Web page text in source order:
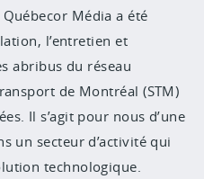
Média a été
l’entretien et
abribus du réseau
de Montréal (STM)
Il s’agit pour nous d’une
un secteur d’activité qui
technologique.